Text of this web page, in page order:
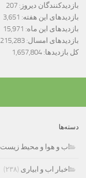
بازدیدکنندگان دیروز: 207
بازدیدهای این هفته: 3,651
بازدیدهای این ماه: 15,971
بازدیدهای امسال: 215,283
کل بازدیدها: 1,657,804
دسته‌ها
اب و هوا و محیط زیست
اخبار اب و ابیاری (۲۳۸)